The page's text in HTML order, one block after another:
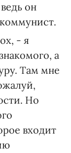
он
- я
а
Там мне
Но
входит